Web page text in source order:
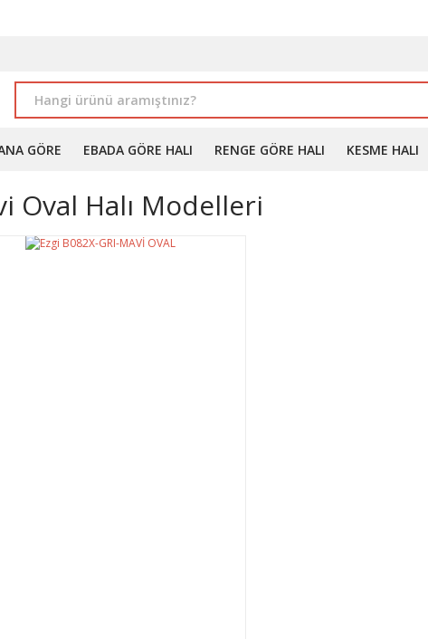
GÖRE EBADA GÖRE HALI RENGE GÖRE HALI KESME HALI
Oval Halı Modelleri